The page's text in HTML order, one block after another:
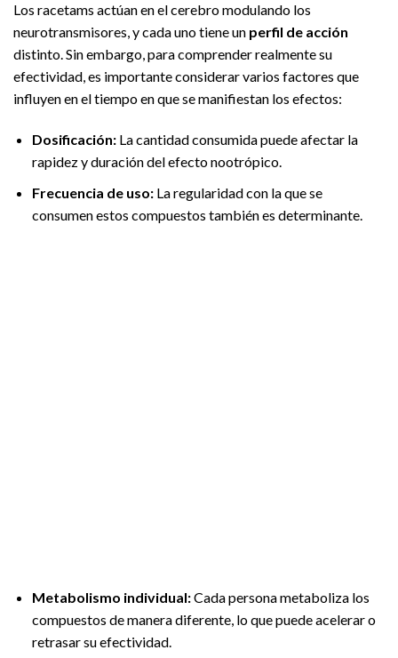
Los racetams actúan en el cerebro modulando los
neurotransmisores, y cada uno tiene un perfil de acción
distinto. Sin embargo, para comprender realmente su
efectividad, es importante considerar varios factores que
influyen en el tiempo en que se manifiestan los efectos:
Dosificación:La cantidad consumida puede afectar la
rapidez y duración del efecto nootrópico.
Frecuencia de uso:La regularidad con la que se
consumen estos compuestos también es determinante.
Metabolismo individual:Cada persona metaboliza los
compuestos de manera diferente, lo que puede acelerar o
retrasar su efectividad.